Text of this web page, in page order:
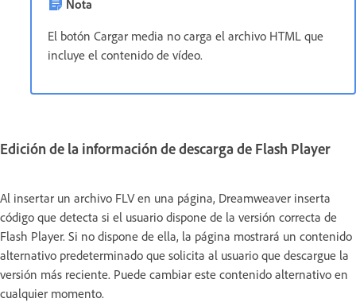
Nota
El botón Cargar media no carga el archivo HTML que
incluye el contenido de vídeo.
Edición de la información de descarga de Flash Player
Al insertar un archivo FLV en una página, Dreamweaver inserta
código que detecta si el usuario dispone de la versión correcta de
Flash Player. Si no dispone de ella, la página mostrará un contenido
alternativo predeterminado que solicita al usuario que descargue la
versión más reciente. Puede cambiar este contenido alternativo en
cualquier momento.